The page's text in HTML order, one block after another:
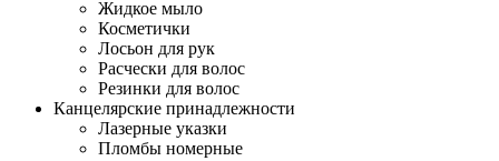
Жидкое мыло
Косметички
Лосьон для рук
Расчески для волос
Резинки для волос
Канцелярские принадлежности
Лазерные указки
Пломбы номерные